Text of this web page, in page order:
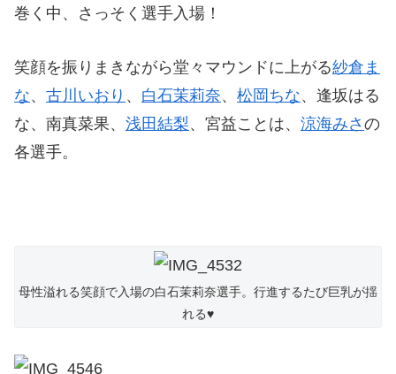
巻く中、さっそく選手入場！
笑顔を振りまきながら堂々マウンドに上がる紗倉ま
な、 古川いおり 、 白石茉莉奈、 松岡ちな、逢坂はる
な、南真菜果、 浅田結梨、宮益ことは、 涼海みさ の
各選手。
母性溢れる笑顔で入場の白石茉莉奈選手。行進するたび巨乳が揺
れる♥